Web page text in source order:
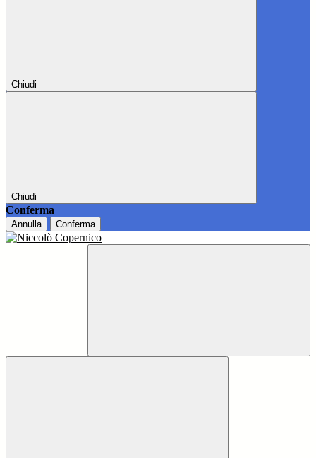
Chiudi
Chiudi
Conferma
Annulla Conferma